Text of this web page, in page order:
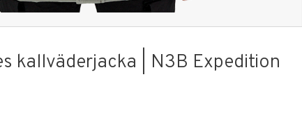
kallväderjacka | N3B Expedition